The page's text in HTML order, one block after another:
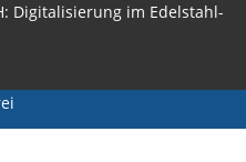
Digitalisierung im Edelstahl-